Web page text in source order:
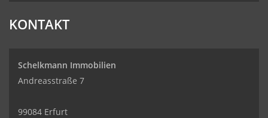
KONTAKT
Schelkmann Immobilien
Andreasstraße 7
99084 Erfurt